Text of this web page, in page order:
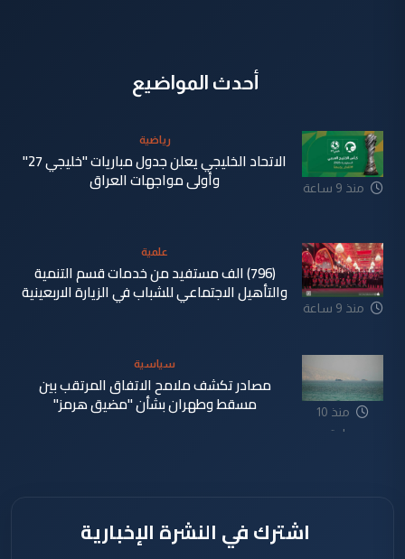
أحدث المواضيع
منذ 9 ساعة
رياضية
الاتحاد الخليجي يعلن جدول مباريات "خليجي 27"
وأولى مواجهات العراق
منذ 9 ساعة
علمية
(796) الف مستفيد من خدمات قسم التنمية
والتأهيل الاجتماعي للشباب في الزيارة الاربعينية
منذ 10
ساعة
سياسية
مصادر تكشف ملامح الاتفاق المرتقب بين
مسقط وطهران بشأن "مضيق هرمز"
اشترك في النشرة الإخبارية